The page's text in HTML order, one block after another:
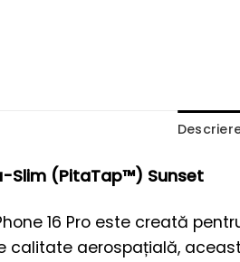
Slim (PitaTap™) Sunset
16 Pro este creată
calitate aerospațială,